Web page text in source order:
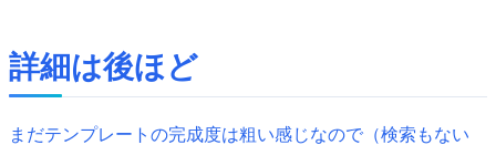
詳細は後ほど
まだテンプレートの完成度は粗い感じなので（検索もない